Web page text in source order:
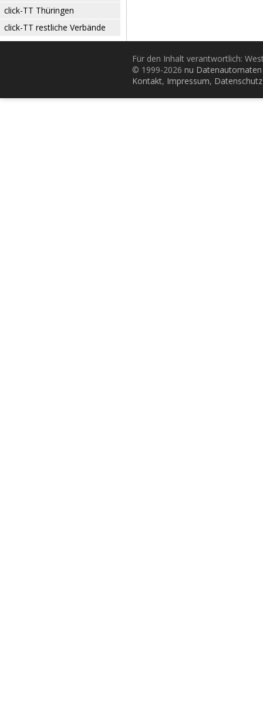
click-TT Thüringen
click-TT restliche Verbände
Für den Inhalt verantwortlich:
© 1999-2026 nu
Kontakt, Impressum, Datenschutz